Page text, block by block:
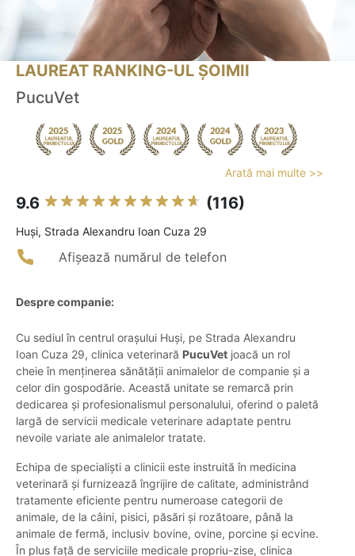
LAUREAT RANKING-UL ȘOIMII
PucuVet
Arată mai multe >>
9.6 (116)
Huşi, Strada Alexandru Ioan Cuza 29
Afișează numărul de telefon
Despre companie:
Cu sediul în centrul orașului Huși, pe Strada Alexandru
Ioan Cuza 29, clinica veterinară PucuVet joacă un rol
cheie în menținerea sănătății animalelor de companie și a
celor din gospodărie. Această unitate se remarcă prin
dedicarea și profesionalismul personalului, oferind o paletă
largă de servicii medicale veterinare adaptate pentru
nevoile variate ale animalelor tratate.
Echipa de specialiști a clinicii este instruită în medicina
veterinară și furnizează îngrijire de calitate, administrând
tratamente eficiente pentru numeroase categorii de
animale, de la câini, pisici, păsări și rozătoare, până la
animale de fermă, inclusiv bovine, ovine, porcine și ecvine.
În plus față de serviciile medicale propriu-zise, clinica